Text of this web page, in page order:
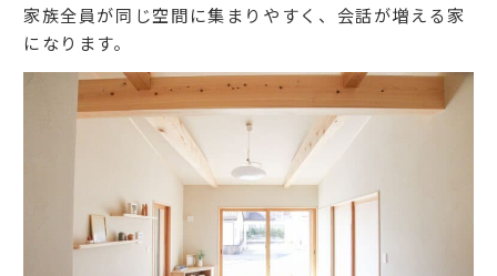
家族全員が同じ空間に集まりやすく、会話が増える家
になります。